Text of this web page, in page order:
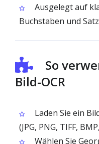
Ausgelegt auf
Buchstaben und
So
Bild-OCR
Laden Sie ein
(JPG, PNG, TIFF,
Wählen Sie